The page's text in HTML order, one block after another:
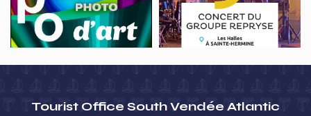
Jours
2026
Saint-
Jean-
Tourist Office South Vendée Atlantic